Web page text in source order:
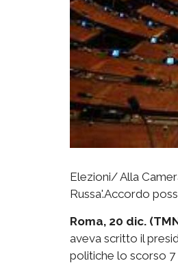
Elezioni/ Alla
Russa'.Accordo
Roma, 20 dic.
aveva scritto il
politiche lo scorso